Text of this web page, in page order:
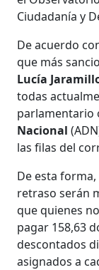
Ciudadanía y
De acuerdo
que más
Lucía
todas
parlamentario
Nacional
las filas del
De esta
retraso serán
que quienes
pagar 158,63
descontados
asignados a